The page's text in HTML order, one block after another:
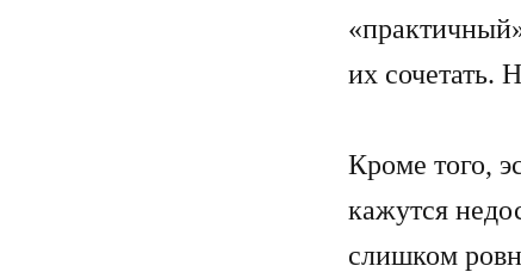
их сочетать.
Кроме того,
кажутся
слишком